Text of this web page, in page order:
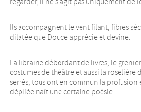
regarder, il ne s’agit pas uniquement de
Ils accompagnent le vent filant, fibres
dilatée que Douce apprécie et devine.
La librairie débordant de livres, le
costumes de théâtre et aussi la roselière
serrés, tous ont en commun la profusion
dépliée naît une certaine poésie.